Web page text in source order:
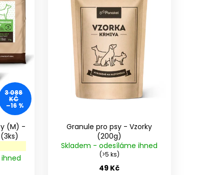
3 088
KČ
–16 %
(M) -
Granule pro psy - Vzorky
(200g)
Skladem - odesíláme ihned
(>5 ks)
49 Kč